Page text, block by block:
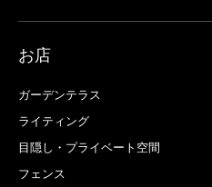
お店
ガーデンテラス
ライティング
目隠し・プライベート空間
フェンス